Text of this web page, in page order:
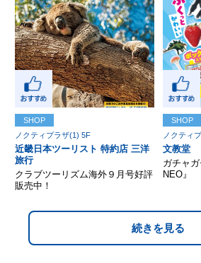
SHOP
ノクティプラザ(1) 5F
近畿日本ツーリスト 特約店 三洋
旅行
クラブツーリズム海外９月号好評
販売中！
SHOP
ノクティ
文教堂
ガチャ
NEO』
続きを見る